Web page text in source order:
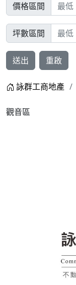
價格區間
坪數區間
送出 重啟
詠群工商地產
觀音區